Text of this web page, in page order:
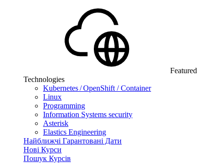
Featured
Technologies
Kubernetes / OpenShift / Container
Linux
Programming
Information Systems security
Asterisk
Elastics Engineering
Найближчі Гарантовані Дати
Нові Курси
Пошук Курсів